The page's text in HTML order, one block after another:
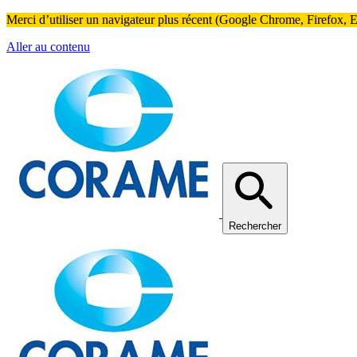
Merci d’utiliser un navigateur plus récent (Google Chrome, Firefox,
Aller au contenu
Rechercher